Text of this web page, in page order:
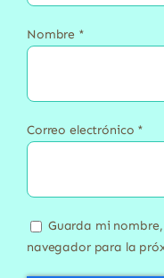
Nombre *
Correo electrónico *
Guarda mi
navegador para la